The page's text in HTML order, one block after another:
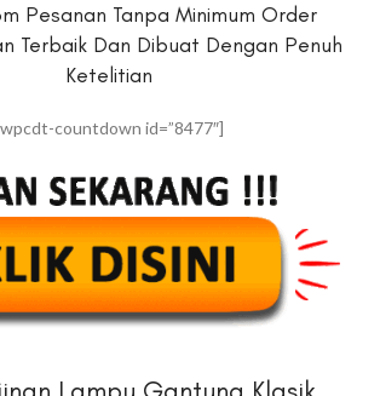
Pesanan Tanpa Minimum Order
Terbaik Dan Dibuat Dengan Penuh
Ketelitian
countdown id=”8477″]